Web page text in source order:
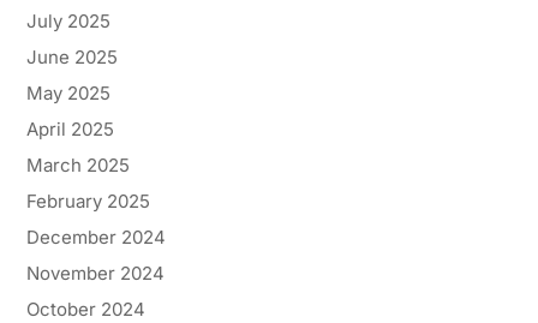
July 2025
June 2025
May 2025
April 2025
March 2025
February 2025
December 2024
November 2024
October 2024